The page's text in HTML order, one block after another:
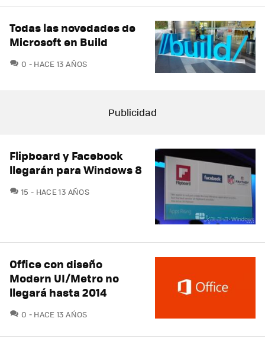
Todas las novedades de
Microsoft en Build
0 COMENTARIOS
HACE 13 AÑOS
Flipboard y Facebook
llegarán para Windows 8
15 COMENTARIOS
HACE 13 AÑOS
Office con diseño
Modern UI/Metro no
llegará hasta 2014
0 COMENTARIOS
HACE 13 AÑOS